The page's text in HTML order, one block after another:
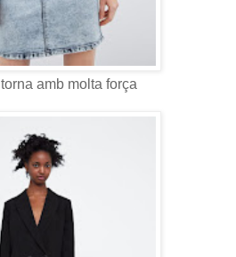
torna amb molta força